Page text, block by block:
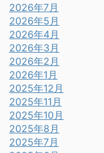
2026年7月
2026年5月
2026年4月
2026年3月
2026年2月
2026年1月
2025年12月
2025年11月
2025年10月
2025年8月
2025年7月